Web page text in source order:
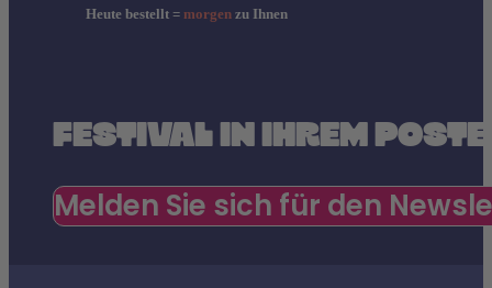
Heute bestellt = morgen zu Ihnen
FESTIVAL IN IHREM
Melden Sie sich für den